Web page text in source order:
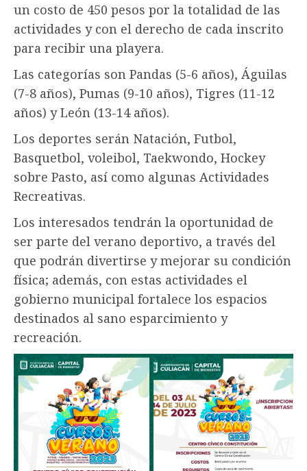
un costo de 450 pesos por la totalidad de las
actividades y con el derecho de cada inscrito
para recibir una playera.
Las categorías son Pandas (5-6 años), Águilas
(7-8 años), Pumas (9-10 años), Tigres (11-12
años) y León (13-14 años).
Los deportes serán Natación, Futbol,
Basquetbol, voleibol, Taekwondo, Hockey
sobre Pasto, así como algunas Actividades
Recreativas.
Los interesados tendrán la oportunidad de
ser parte del verano deportivo, a través del
que podrán divertirse y mejorar su condición
física; además, con estas actividades el
gobierno municipal fortalece los espacios
destinados al sano esparcimiento y
recreación.